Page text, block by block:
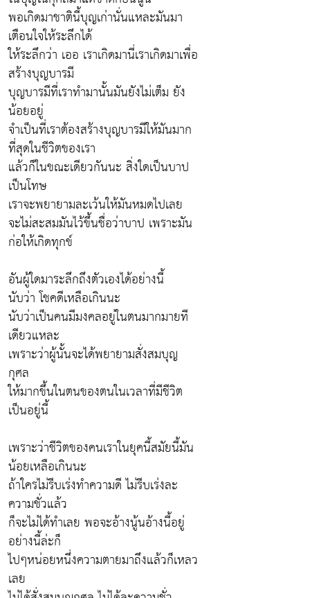
พอเกิดมาชาตินี้บุญเก่านั่นแหละมันมา
เตือนใจให้ระลึกได้
ให้ระลึกว่า เออ เราเกิดมานี่เราเกิดมาเพื่อ
สร้างบุญบารมี
บุญบารมีที่เราทำมานั้นมันยังไม่เต็ม ยัง
น้อยอยู่
จำเป็นที่เราต้องสร้างบุญบารมีให้มันมาก
ที่สุดในชีวิตของเรา
แล้วก็ในขณะเดียวกันนะ สิ่งใดเป็นบาป
เป็นโทษ
เราจะพยายามละเว้นให้มันหมดไปเลย
จะไม่สะสมมันไว้ขึ้นชื่อว่าบาป เพราะมัน
ก่อให้เกิดทุกข์
อันผู้ใดมาระลึกถึงตัวเองได้อย่างนี้
นับว่า โชคดีเหลือเกินนะ
นับว่าเป็นคนมีมงคลอยู่ในตนมากมายที
เดียวแหละ
เพราะว่าผู้นั้นจะได้พยายามสั่งสมบุญ
กุศล
ให้มากขึ้นในตนของตนในเวลาที่มีชีวิต
เป็นอยู่นี้
เพราะว่าชีวิตของคนเราในยุคนี้สมัยนี้มัน
น้อยเหลือเกินนะ
ถ้าใครไม่รีบเร่งทำความดี ไม่รีบเร่งละ
ความชั่วแล้ว
ก็จะไม่ได้ทำเลย พอจะอ้างนู้นอ้างนี้อยู่
อย่างนี้ล่ะก็
ไปๆหน่อยหนึ่งความตายมาถึงแล้วก็เหลว
เลย